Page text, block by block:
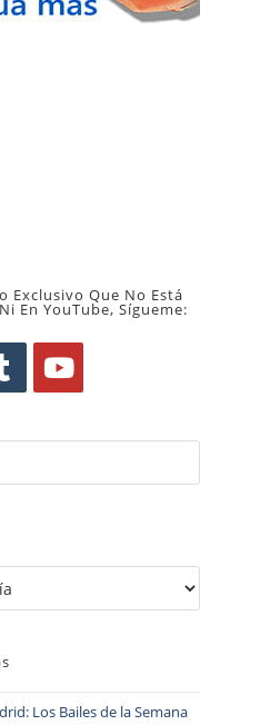
Exclusivo Que No Está
En YouTube, Sígueme:
Los Bailes de la Semana